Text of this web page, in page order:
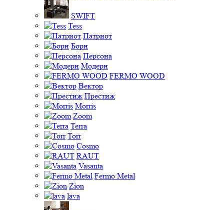
SWIFT
Tess
Патриот
Борн
Персона
Модерн
FERMO WOOD
Вектор
Престиж
Morris
Zoom
Terra
Torr
Cosmo
RAUT
Vasanta
Fermo Metal
Zion
lava